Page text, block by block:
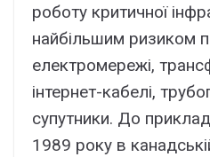
роботу критичної
найбільшим ризиком
електромережі,
інтернет-кабелі,
супутники. До
1989 року в